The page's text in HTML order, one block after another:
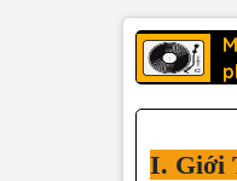
I. Giới